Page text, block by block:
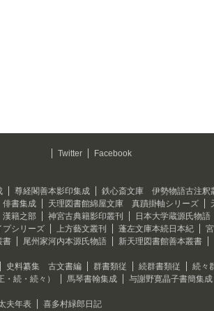
Twitter
Facebook
尊経閣善本影印集成
鉄心斎文庫 伊勢物語古注釈
書集成
天理図書館綿屋文庫 真蹟掛軸シリーズ
籍之部
神宮古典籍影印叢刊
日本大学蔵源氏物語
プシリーズ
上方藝文叢刊 蓬左文庫本続日本紀
書
尾州家河内本源氏物語
新天理図書館善本叢書
史料纂集 古文書編 群書類従 続群書類従
続々
続・続々）
馬琴書翰集成
与謝野寛晶子書簡集成
夫年表
喜多村緑郎日記